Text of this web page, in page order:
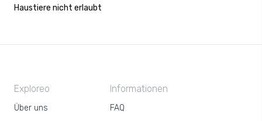
Haustiere nicht erlaubt
Exploreo
Über uns
Informationen
FAQ